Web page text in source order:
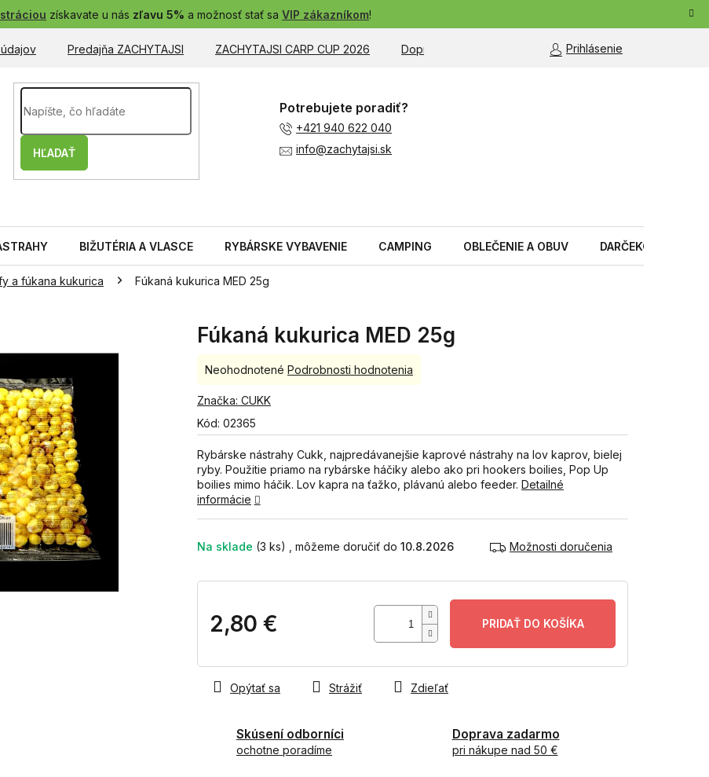
získavate u nás zľavu 5% a možnosť stať sa VIP zákazníkom!
Predajňa ZACHYTAJSI ZACHYTAJSI CARP CUP 2026 Doprava a platba Moja objednávka
Prihlásenie
HĽADAŤ
Potrebujete poradiť?
+421 940 622 040
info@zachytajsi.sk
BIŽUTÉRIA A VLASCE RYBÁRSKE VYBAVENIE CAMPING OBLEČENIE A OBUV DARČEKOVÉ
a fúkana kukurica Fúkaná kukurica MED 25g
Fúkaná kukurica MED 25g
Kód: 02365
Na sklade (3 ks) 10.8.2026 Možnosti doručenia
2,80 €
cena:
PRIDAŤ DO KOŠÍKA
Skúsení odborníci
ochotne poradíme
Doprava zadarmo
pri nákupe nad 50 €
Rybárske nástrahy Cukk, najpredávanejšie kaprové nástrahy na lov kaprov, bielej
ryby. Použitie priamo na rybárske háčiky alebo ako pri hookers boilies, Pop Up
boilies mimo háčik. Lov kapra na ťažko, plávanú alebo feeder. Detailné
informácie
Opýtať sa Strážiť Zdieľať
Priemerné
produktu
0,0
5
hviezdičiek.
Neohodnotené Podrobnosti hodnotenia
Značka: CUKK